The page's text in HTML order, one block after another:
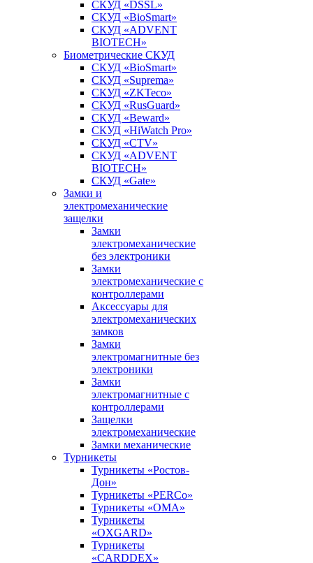
СКУД «DSSL»
СКУД «BioSmart»
СКУД «ADVENT
BIOTECH»
Биометрические СКУД
СКУД «BioSmart»
СКУД «Suprema»
СКУД «ZKTeco»
СКУД «RusGuard»
СКУД «Beward»
СКУД «HiWatch Pro»
СКУД «CTV»
СКУД «ADVENT
BIOTECH»
СКУД «Gate»
Замки и
электромеханические
защелки
Замки
электромеханические
без электроники
Замки
электромеханические с
контроллерами
Аксессуары для
электромеханических
замков
Замки
электромагнитные без
электроники
Замки
электромагнитные с
контроллерами
Защелки
электромеханические
Замки механические
Турникеты
Турникеты «Ростов-
Дон»
Турникеты «PERCo»
Турникеты «ОМА»
Турникеты
«OXGARD»
Турникеты
«CARDDEX»